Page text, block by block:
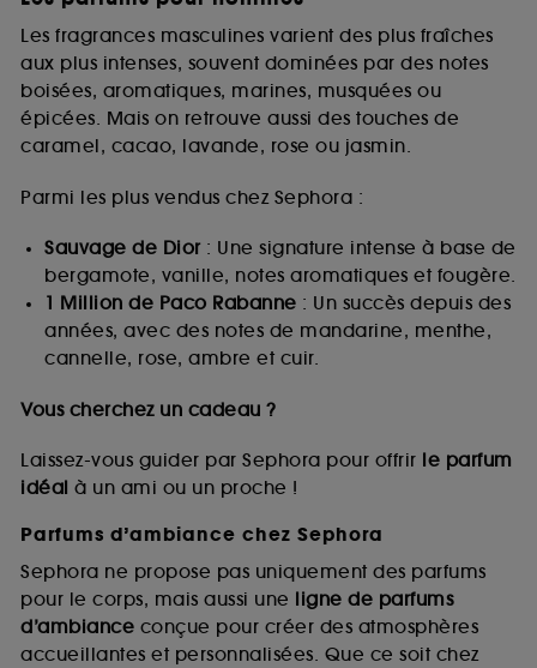
Les fragrances masculines varient des plus fraîches
aux plus intenses, souvent dominées par des notes
boisées, aromatiques, marines, musquées ou
épicées. Mais on retrouve aussi des touches de
caramel, cacao, lavande, rose ou jasmin.
Parmi les plus vendus chez Sephora :
Sauvage de Dior: Une signature intense à base de
bergamote, vanille, notes aromatiques et fougère.
1 Million de Paco Rabanne : Un succès depuis des
années, avec des notes de mandarine, menthe,
cannelle, rose, ambre et cuir.
Vous cherchez un cadeau ?
Laissez-vous guider par Sephora pour offrir le parfum
idéal à un ami ou un proche !
Parfums d’ambiance chez Sephora
Sephora ne propose pas uniquement des parfums
pour le corps, mais aussi une ligne de parfums
d’ambiance conçue pour créer des atmosphères
accueillantes et personnalisées. Que ce soit chez